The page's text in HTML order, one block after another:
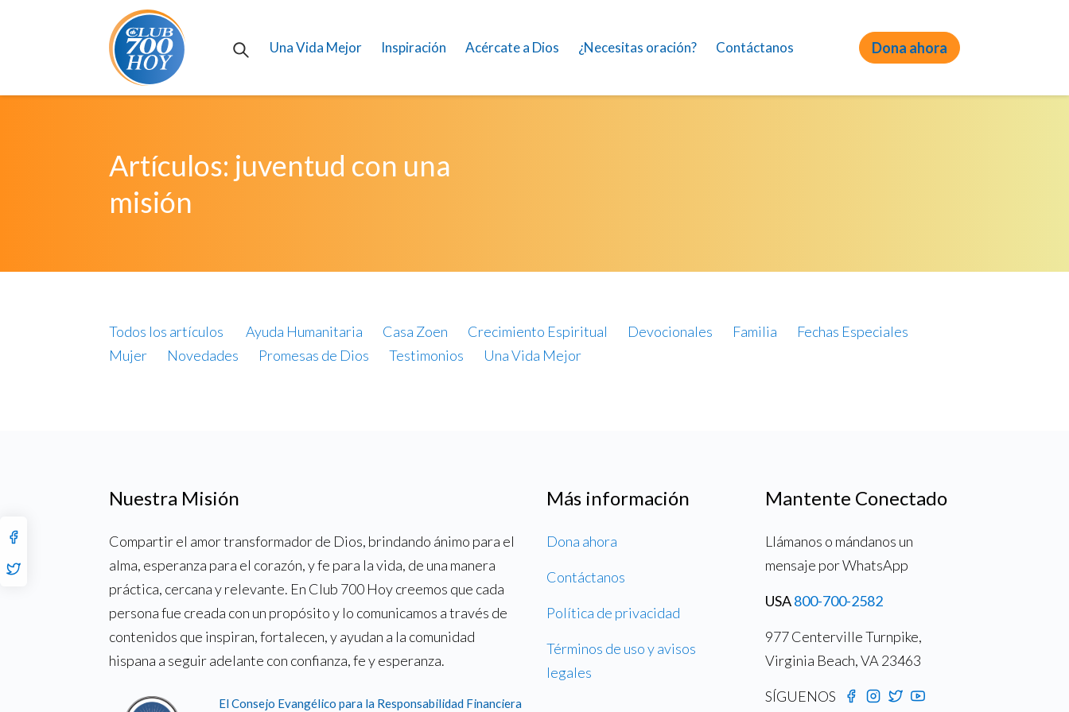
Una Vida Mejor Inspiración Acércate a Dios ¿Necesitas oración? Contáctanos Dona ahora
Artículos: juventud con una
misión
Todos los artículos Ayuda Humanitaria Casa Zoen Crecimiento Espiritual Devocionales Familia
Fechas Especiales
Mujer
Novedades Promesas de Dios Testimonios Una Vida Mejor
Nuestra Misión
Compartir el amor transformador de Dios, brindando ánimo para el
alma, esperanza para el corazón, y fe para la vida, de una manera
práctica, cercana y relevante. En Club 700 Hoy creemos que cada
persona fue creada con un propósito y lo comunicamos a través de
contenidos que inspiran, fortalecen, y ayudan a la comunidad
hispana a seguir adelante con confianza, fe y esperanza.
El Consejo Evangélico para la Responsabilidad Financiera
Más información
Dona ahora
Contáctanos
Política de privacidad
Términos de uso y avisos
legales
Mantente Conectado
Llámanos o mándanos un
mensaje por WhatsApp
USA800-700-2582
977 Centerville Turnpike,
Virginia Beach, VA 23463
SÍGUENOS